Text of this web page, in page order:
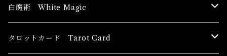
ブッダ Buddha
恋愛運
白魔術 White Magic
香油 Oils
タロットカード Tarot Card